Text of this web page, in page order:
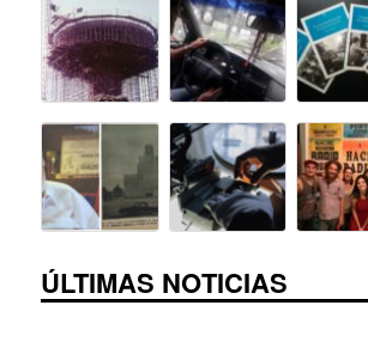
ÚLTIMAS NOTICIAS